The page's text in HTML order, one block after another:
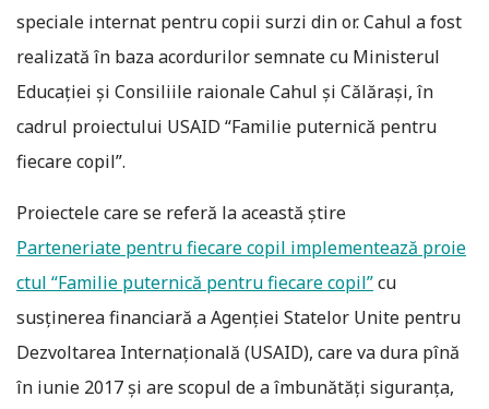
speciale internat pentru copii surzi din or. Cahul a fost
realizată în baza acordurilor semnate cu Ministerul
Educaţiei şi Consiliile raionale Cahul și Călărași, în
cadrul proiectului USAID “Familie puternică pentru
fiecare copil”.
Proiectele care se referă la această ştire
Parteneriate pentru fiecare copil implementează proie
ctul “Familie puternică pentru fiecare copil”cu
susţinerea financiară a Agenţiei Statelor Unite pentru
Dezvoltarea Internaţională (USAID), care va dura pînă
în iunie 2017 şi are scopul de a îmbunătăţi siguranţa,